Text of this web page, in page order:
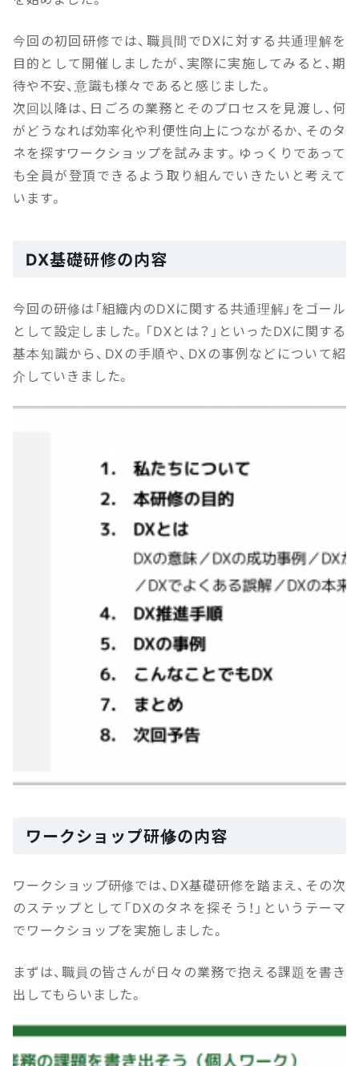
今回の初回研修では、職員間でDXに対する共通理解を
目的として開催しましたが、実際に実施してみると、期
待や不安、意識も様々であると感じました。
次回以降は、日ごろの業務とそのプロセスを見渡し、何
がどうなれば効率化や利便性向上につながるか、そのタ
ネを探すワークショップを試みます。ゆっくりであって
も全員が登頂できるよう取り組んでいきたいと考えて
います。
DX基礎研修の内容
今回の研修は「組織内のDXに関する共通理解」をゴール
として設定しました。「DXとは？」といったDXに関する
基本知識から、DXの手順や、DXの事例などについて紹
介していきました。
ワークショップ研修の内容
ワークショップ研修では、DX基礎研修を踏まえ、その次
のステップとして「DXのタネを探そう！」というテーマ
でワークショップを実施しました。
まずは、職員の皆さんが日々の業務で抱える課題を書き
出してもらいました。